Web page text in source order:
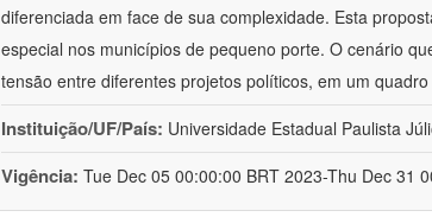
diferenciada em face de sua complexidade. Esta
especial nos municípios de pequeno porte. O cenário
tensão entre diferentes projetos políticos, em um
Instituição/UF/País: Universidade Estadual Paulista
Vigência: Tue Dec 05 00:00:00 BRT 2023-Thu Dec 31